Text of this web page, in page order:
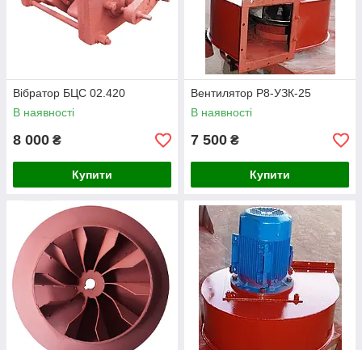
Вібратор БЦС 02.420
В наявності
8 000 ₴
Купити
Вентилятор Р8-УЗК-25
В наявності
7 500 ₴
Купити